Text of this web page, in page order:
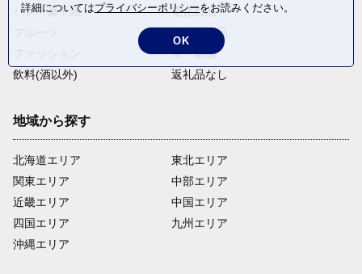
パン・菓子類
電化製品
卵・乳製品
米・穀物
飲料(酒以外)
返礼品なし
地域から探す
北海道エリア
関東エリア
近畿エリア
四国エリア
沖縄エリア
東北エリア
中部エリア
中国エリア
九州エリア
詳細についてはプライバシーポリシーをお読みください。
OK